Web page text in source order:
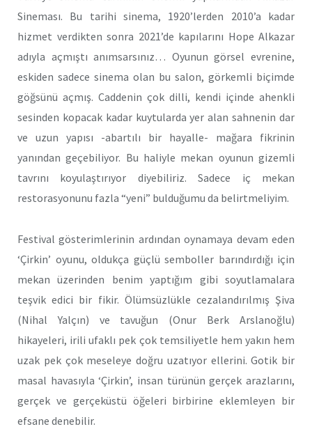
Sineması. Bu tarihi sinema, 1920’lerden 2010’a kadar
hizmet verdikten sonra 2021’de kapılarını Hope Alkazar
adıyla açmıştı anımsarsınız… Oyunun görsel evrenine,
eskiden sadece sinema olan bu salon, görkemli biçimde
göğsünü açmış. Caddenin çok dilli, kendi içinde ahenkli
sesinden kopacak kadar kuytularda yer alan sahnenin dar
ve uzun yapısı -abartılı bir hayalle- mağara fikrinin
yanından geçebiliyor. Bu haliyle mekan oyunun gizemli
tavrını koyulaştırıyor diyebiliriz. Sadece iç mekan
restorasyonunu fazla “yeni” bulduğumu da belirtmeliyim.
Festival gösterimlerinin ardından oynamaya devam eden
‘Çirkin’ oyunu, oldukça güçlü semboller barındırdığı için
mekan üzerinden benim yaptığım gibi soyutlamalara
teşvik edici bir fikir. Ölümsüzlükle cezalandırılmış Şiva
(Nihal Yalçın) ve tavuğun (Onur Berk Arslanoğlu)
hikayeleri, irili ufaklı pek çok temsiliyetle hem yakın hem
uzak pek çok meseleye doğru uzatıyor ellerini. Gotik bir
masal havasıyla ‘Çirkin’, insan türünün gerçek arazlarını,
gerçek ve gerçeküstü öğeleri birbirine eklemleyen bir
efsane denebilir.